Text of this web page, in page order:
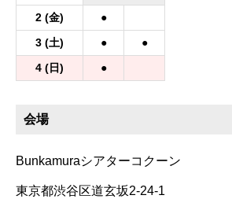
2 (金)
●
3 (土) ●
●
4 (日) ●
会場
Bunkamuraシアターコクーン
東京都渋谷区道玄坂2-24-1